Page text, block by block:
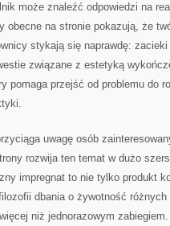
może znaleźć odpowiedzi na
obecne na stronie pokazują, że
stykają się naprawdę:
związane z estetyką
pomaga przejść od problemu do
uwagę osób
rozwija ten temat w dużo
impregnat to nie tylko produkt
dbania o żywotność różnych
niż jednorazowym